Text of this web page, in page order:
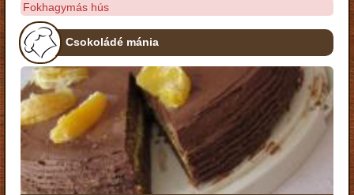
Fokhagymás hús
Csokoládé mánia